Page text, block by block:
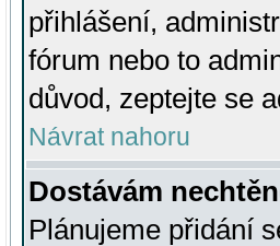
přihlášení,
fórum nebo to
důvod, zeptejte se
Návrat nahoru
Dostávám
Plánujeme přidání